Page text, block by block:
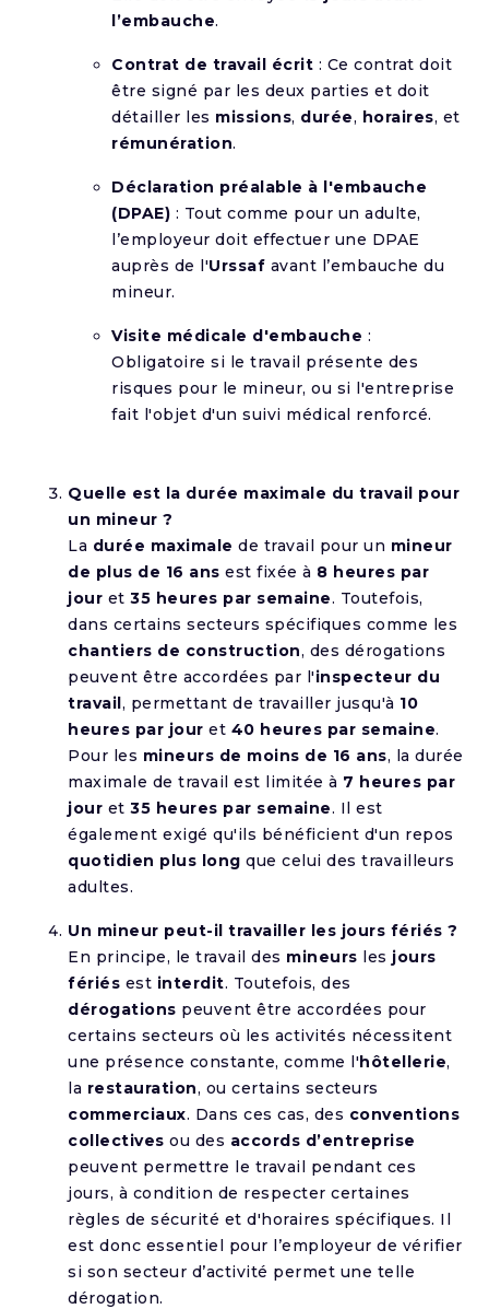
l’embauche.
Contrat de travail écrit : Ce contrat doit
être signé par les deux parties et doit
détailler les missions, durée, horaires, et
rémunération.
Déclaration préalable à l'embauche
(DPAE) : Tout comme pour un adulte,
l’employeur doit effectuer une DPAE
auprès de l'Urssaf avant l’embauche du
mineur.
Visite médicale d'embauche :
Obligatoire si le travail présente des
risques pour le mineur, ou si l'entreprise
fait l'objet d'un suivi médical renforcé.
Quelle est la durée maximale du travail pour
un mineur ?
La durée maximale de travail pour un mineur
de plus de 16 ans est fixée à 8 heures par
jour et35 heures par semaine. Toutefois,
dans certains secteurs spécifiques comme les
chantiers de construction, des dérogations
peuvent être accordées par l'inspecteur du
travail, permettant de travailler jusqu'à 10
heures par jour et 40 heures par semaine.
Pour les mineurs de moins de 16 ans, la durée
maximale de travail est limitée à 7 heures par
jour et35 heures par semaine. Il est
également exigé qu'ils bénéficient d'un repos
quotidien plus long que celui des travailleurs
adultes.
Un mineur peut-il travailler les jours fériés ?
En principe, le travail des mineurs les jours
fériés est interdit. Toutefois, des
dérogations peuvent être accordées pour
certains secteurs où les activités nécessitent
une présence constante, comme l'hôtellerie,
la restauration, ou certains secteurs
commerciaux. Dans ces cas, des conventions
collectives ou des accords d’entreprise
peuvent permettre le travail pendant ces
jours, à condition de respecter certaines
règles de sécurité et d'horaires spécifiques. Il
est donc essentiel pour l’employeur de vérifier
si son secteur d’activité permet une telle
dérogation.